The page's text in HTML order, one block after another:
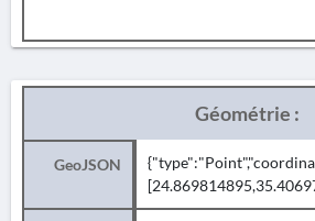
Géométrie :
GeoJSON